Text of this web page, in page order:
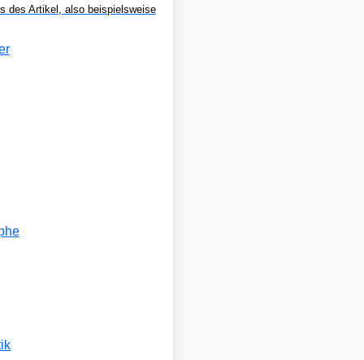
des Artikel, also beispielsweise